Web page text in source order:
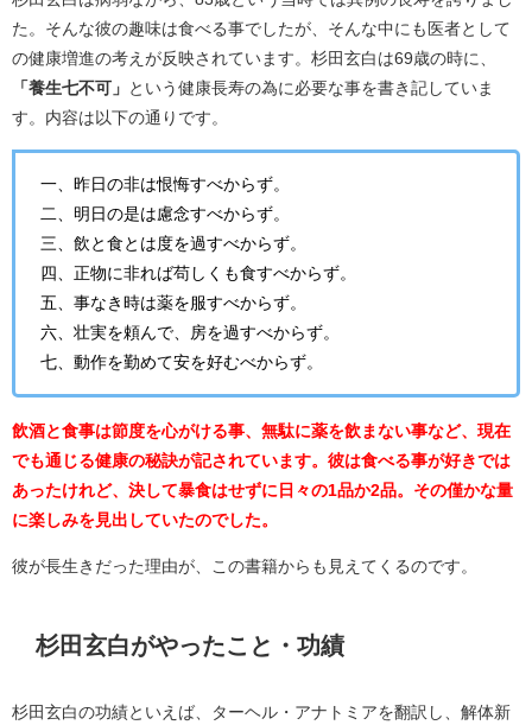
た。そんな彼の趣味は食べる事でしたが、そんな中にも医者として
の健康増進の考えが反映されています。杉田玄白は69歳の時に、
「養生七不可」
という健康長寿の為に必要な事を書き記していま
す。内容は以下の通りです。
一、昨日の非は恨悔すべからず。
二、明日の是は慮念すべからず。
三、飲と食とは度を過すべからず。
四、正物に非れば苟しくも食すべからず。
五、事なき時は薬を服すべからず。
六、壮実を頼んで、房を過すべからず。
七、動作を勤めて安を好むべからず。
飲酒と食事は節度を心がける事、無駄に薬を飲まない事など、現在
でも通じる健康の秘訣が記されています。彼は食べる事が好きでは
あったけれど、決して暴食はせずに日々の1品か2品。その僅かな量
に楽しみを見出していたのでした。
彼が長生きだった理由が、この書籍からも見えてくるのです。
杉田玄白がやったこと・功績
杉田玄白の功績といえば、ターヘル・アナトミアを翻訳し、解体新